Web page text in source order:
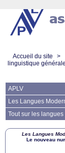
Accueil du site
>
linguistique
APLV
Les Langues
Tout sur les langues
Les Langues
Le nouveau